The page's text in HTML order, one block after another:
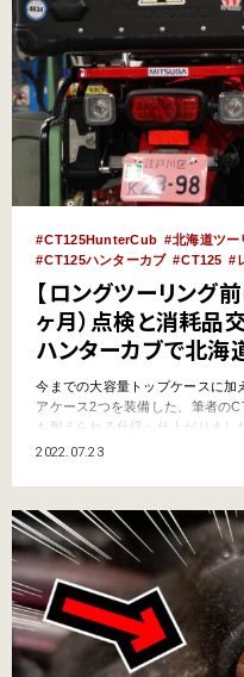
CT125HunterCub 北海道ツー
CT125ハンターカブ
CT125
【ロングツーリング
ヶ月）点検と消耗品
ハンターカブで北海
今までの大容量トップケースに加
アケース2つを装備した、筆者の
も耐えられる仕様へ仕上がりまし
が、「旅心」です。 そこで、8年
どこでも仕事ができるのは、こ
2022.07.23